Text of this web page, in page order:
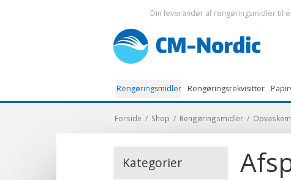
Din leverandør af rengøringsmidler til
Rengøringsmidler Rengøringsrekvisitter
Forside / Shop / Rengøringsmidler /
Kategorier